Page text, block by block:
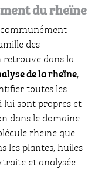
du rheïne
des
retrouve dans la
de la rheïne,
toutes les
lui sont propres et
dans le domaine
rheïne que
les plantes, huiles
et analysée